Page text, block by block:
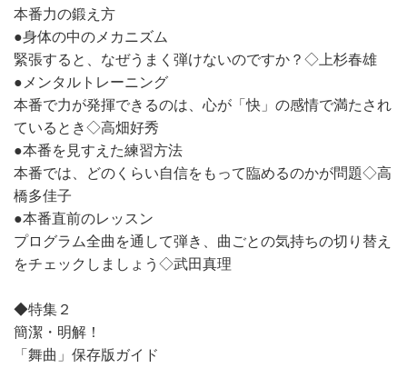
本番力の鍛え方
●身体の中のメカニズム
緊張すると、なぜうまく弾けないのですか？◇上杉春雄
●メンタルトレーニング
本番で力が発揮できるのは、心が「快」の感情で満たされ
ているとき◇高畑好秀
●本番を見すえた練習方法
本番では、どのくらい自信をもって臨めるのかが問題◇高
橋多佳子
●本番直前のレッスン
プログラム全曲を通して弾き、曲ごとの気持ちの切り替え
をチェックしましょう◇武田真理
◆特集２
簡潔・明解！
「舞曲」保存版ガイド